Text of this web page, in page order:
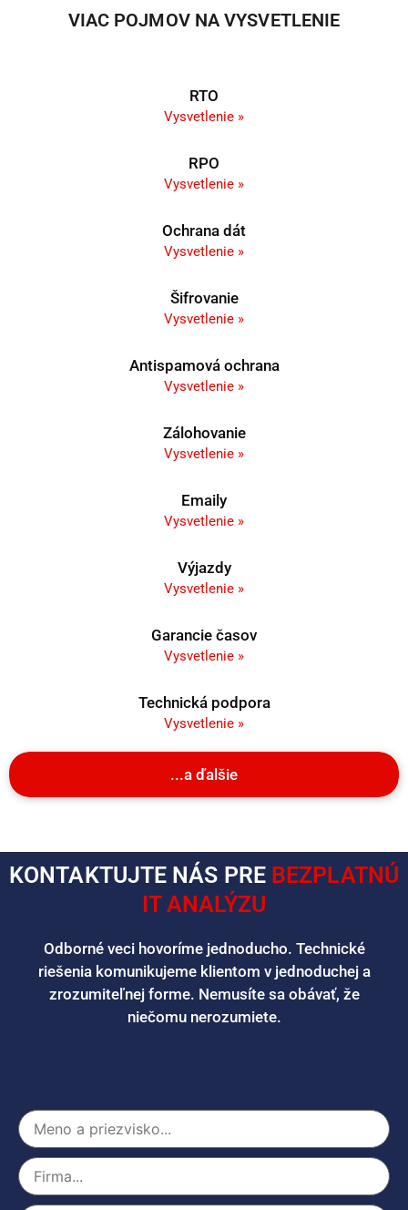
VIAC POJMOV NA VYSVETLENIE
RTO
Vysvetlenie »
RPO
Vysvetlenie »
Ochrana dát
Vysvetlenie »
Šifrovanie
Vysvetlenie »
Antispamová ochrana
Vysvetlenie »
Zálohovanie
Vysvetlenie »
Emaily
Vysvetlenie »
Výjazdy
Vysvetlenie »
Garancie časov
Vysvetlenie »
Technická podpora
Vysvetlenie »
...a ďalšie
KONTAKTUJTE NÁS PRE BEZPLATNÚ
IT ANALÝZU
Odborné veci hovoríme jednoducho. Technické
riešenia komunikujeme klientom v jednoduchej a
zrozumiteľnej forme. Nemusíte sa obávať, že
niečomu nerozumiete.